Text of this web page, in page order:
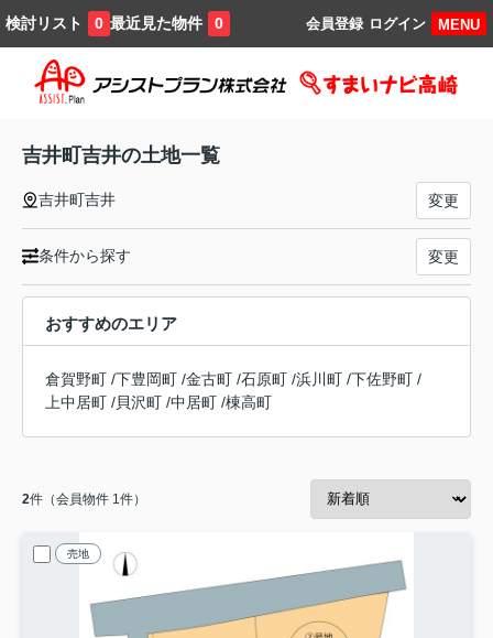
検討リスト 0 最近見た物件 0 MENU
ログイン
会員登録
吉井町吉井の土地一覧
吉井町吉井 変更
条件から探す 変更
おすすめのエリア
倉賀野町 /下豊岡町 /金古町 /石原町 /浜川町 /下佐野町 /
上中居町 /貝沢町 /中居町 /棟高町
2件（会員物件 1件）
売地